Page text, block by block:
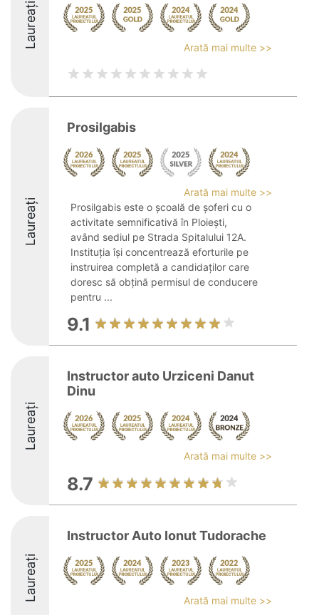
Laureați Arată mai multe >>
Laureați
Prosilgabis
Arată mai multe >>
Prosilgabis este o școală de șoferi cu o
activitate semnificativă în Ploiești,
având sediul pe Strada Spitalului 12A.
Instituția își concentrează eforturile pe
instruirea completă a candidaților care
doresc să obțină permisul de conducere
pentru ...
9.1
Laureați
Instructor auto Urziceni Danut
Dinu
Arată mai multe >>
8.7
Laureați
Instructor Auto Ionut Tudorache
Arată mai multe >>